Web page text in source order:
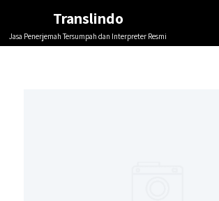
Translindo
Jasa Penerjemah Tersumpah dan Interpreter Resmi